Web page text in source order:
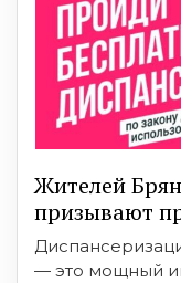
Жителей
призывают
— это мощный